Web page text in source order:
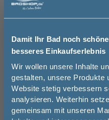
Damit Ihr Bad noch
besseres Einkaufserlebnis
Wir wollen unsere Inhalte
gestalten, unsere Produkte
Website stetig verbessern
analysieren. Weiterhin
gemeinsam mit unseren
Glas Grau - Weiß
Glanz
Glas
− +
In den
Jetzt 50
Melde Sie
Newsletter
50€* auf